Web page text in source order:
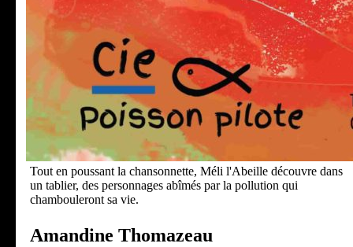
Tout en poussant la chansonnette, Méli l'Abeille découvre dans
un tablier, des personnages abîmés par la pollution qui
chambouleront sa vie.
Amandine Thomazeau